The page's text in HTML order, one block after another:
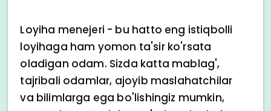
Loyiha menejeri - bu hatto eng istiqbolli
loyihaga ham yomon ta'sir ko'rsata
oladigan odam. Sizda katta mablag',
tajribali odamlar, ajoyib maslahatchilar
va bilimlarga ega bo'lishingiz mumkin,